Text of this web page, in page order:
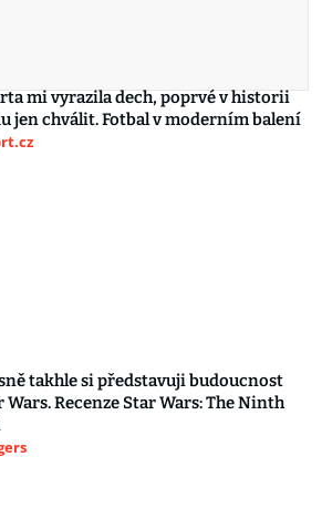
mi vyrazila dech, poprvé v historii
jen chválit. Fotbal v moderním balení
takhle si představuji budoucnost
Wars. Recenze Star Wars: The Ninth